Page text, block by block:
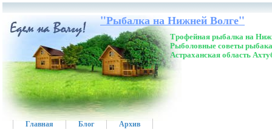
"Рыбалка на Нижней Волге"
Трофейная рыбалка на
Рыболовные советы
Астраханская область
Главная Блог Архив